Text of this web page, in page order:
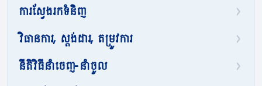
ការស្វែងរកទំនិញ
វិធានការ, ស្តង់ដារ, តម្រូវការ
នីតិវិធីនាំចេញ-នាំចូល